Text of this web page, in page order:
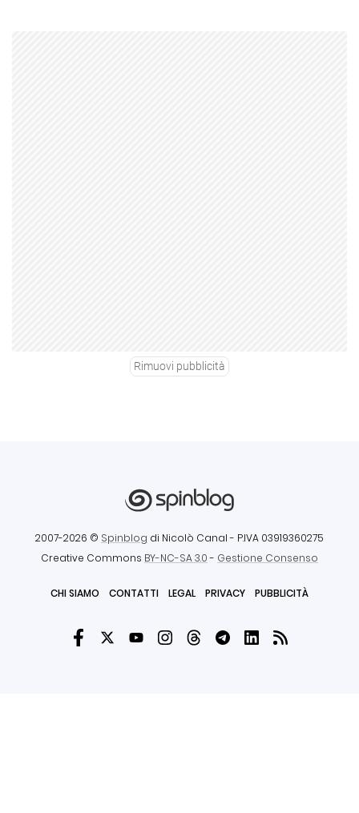
Rimuovi pubblicità
2007-2026 © Spinblog di Nicolò Canal - P.IVA 03919360275
Creative Commons BY-NC-SA 3.0- Gestione Consenso
CHI SIAMO CONTATTI LEGAL PRIVACY PUBBLICITÀ